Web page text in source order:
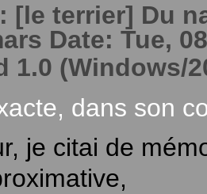
[le terrier] Du
Date: Tue,
1.0 (Windows/
dans son
je citai de